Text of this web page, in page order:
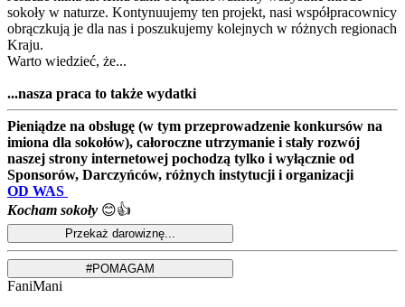
sokoły w naturze. Kontynuujemy ten projekt, nasi współpracownicy
obrączkują je dla nas i poszukujemy kolejnych w różnych regionach
Kraju.
Warto wiedzieć, że...
...nasza praca to także wydatki
Pieniądze na obsługę (w tym przeprowadzenie konkursów na
imiona dla sokołów), całoroczne utrzymanie i stały rozwój
naszej strony internetowej pochodzą tylko i wyłącznie od
Sponsorów, Darczyńców, różnych instytucji i organizacji
OD WAS
Kocham sokoły 😊👍
FaniMani